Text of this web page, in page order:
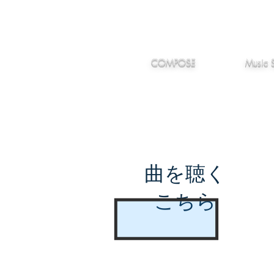
COMPOSE Music
曲を聴く
こちら